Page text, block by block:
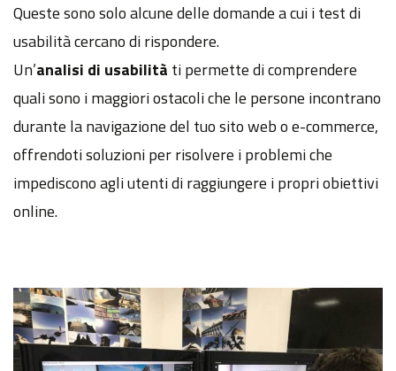
Queste sono solo alcune delle domande a cui i test di
usabilità cercano di rispondere.
Un’analisi di usabilità ti permette di comprendere
quali sono i maggiori ostacoli che le persone incontrano
durante la navigazione del tuo sito web o e-commerce,
offrendoti soluzioniper risolvere i problemi che
impediscono agli utenti di raggiungere i propri obiettivi
online.